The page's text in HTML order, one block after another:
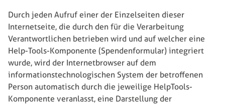
Durch jeden Aufruf einer der Einzelseiten dieser
Internetseite, die durch den für die Verarbeitung
Verantwortlichen betrieben wird und auf welcher eine
Help-Tools-Komponente (Spendenformular) integriert
wurde, wird der Internetbrowser auf dem
informationstechnologischen System der betroffenen
Person automatisch durch die jeweilige HelpTools-
Komponente veranlasst, eine Darstellung der